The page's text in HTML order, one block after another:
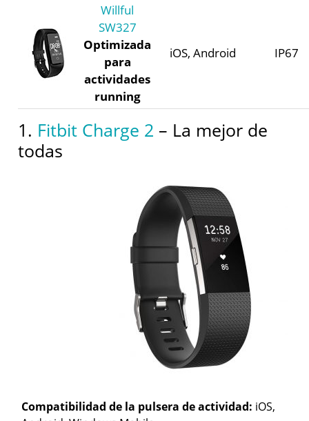
Willful
SW327
Optimizada
para
actividades
running
iOS, Android IP67
1. Fitbit Charge 2 – La mejor de
todas
Compatibilidad de la pulsera de actividad: iOS,